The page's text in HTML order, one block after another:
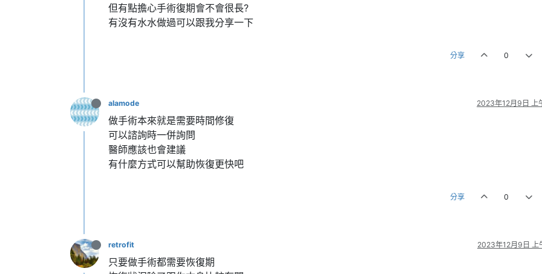
但有點擔心手術復期會不會很長?
有沒有水水做過可以跟我分享一下
分享 0
alamode 2023年12月9日 上
做手術本來就是需要時間修復
可以諮詢時一併詢問
醫師應該也會建議
有什麼方式可以幫助恢復更快吧
分享 0
retrofit 2023年12月9日 上
只要做手術都需要恢復期